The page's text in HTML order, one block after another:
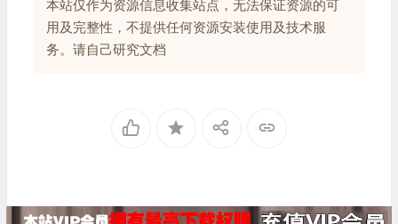
本站仅作为资源信息收集站点，无法保证资源的可
用及完整性，不提供任何资源安装使用及技术服
务。请自己研究文档